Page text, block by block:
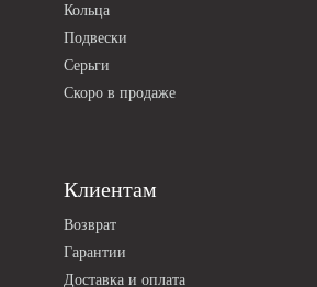
Клиентам
Возврат
Гарантии
Доставка и оплата
Кольца
Подвески
Серьги
Скоро в продаже